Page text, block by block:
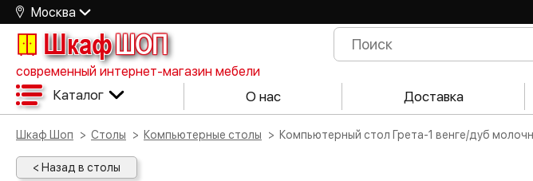
Москва
ШкафШОП
современный интернет-магазин мебели
Каталог О нас Доставка
Шкаф Шоп Столы Компьютерные столы Компьютерный стол Грета-1 венге/дуб
< Назад в столы